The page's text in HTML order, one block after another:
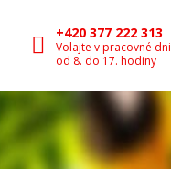
+420 377 222 313
Volajte v pracovné dni
od 8. do 17. hodiny